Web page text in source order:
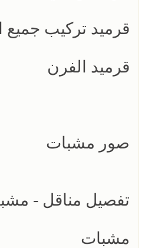
قرميد تركيب جميع
قرميد الفرن
صور مشبات
تفصيل مناقل -
مشبات